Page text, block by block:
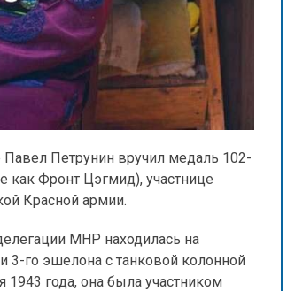
Петрунин вручил медаль 102-
как Фронт Цэгмид), участнице
Красной армии.
МНР находилась на
3-го эшелона с танковой колонной
года, она была участником